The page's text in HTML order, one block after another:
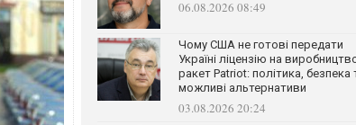
06.08.2026 08:49
Чому США не готові передати
Україні ліцензію на
ракет Patriot: політика, безпека
можливі альтернативи
03.08.2026 20:24